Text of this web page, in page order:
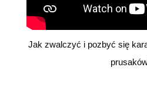
Jak zwalczyć i pozbyć się